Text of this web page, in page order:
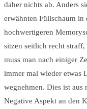
daher nichts ab. Anders
erwähnten Füllschaum in
hochwertigeren
sitzen seitlich recht
muss man nach einiger
immer mal wieder etwas
wegnehmen. Dies ist
Negative Aspekt an den